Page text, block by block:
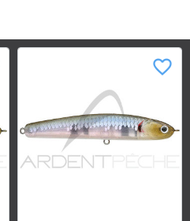
favorite_border